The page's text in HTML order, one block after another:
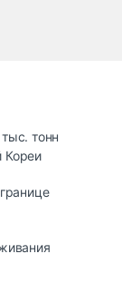
тонн
Кореи